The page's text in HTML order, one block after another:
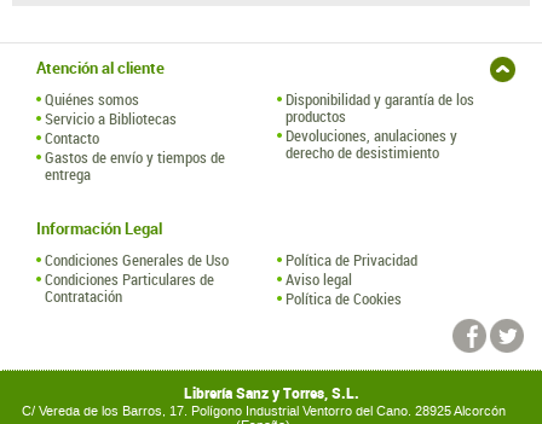
Atención al cliente
Quiénes somos
Servicio a Bibliotecas
Contacto
Gastos de envío y tiempos de
entrega
Disponibilidad y garantía de los
productos
Devoluciones, anulaciones y
derecho de desistimiento
Información Legal
Condiciones Generales de Uso
Condiciones Particulares de
Contratación
Política de Privacidad
Aviso legal
Política de Cookies
Librería Sanz y Torres, S.L.
C/ Vereda de los Barros, 17. Polígono Industrial Ventorro del Cano. 28925 Alcorcón